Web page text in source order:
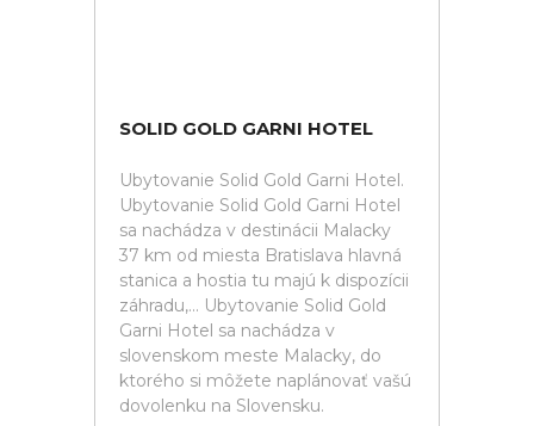
SOLID GOLD GARNI HOTEL
Ubytovanie Solid Gold Garni Hotel.
Ubytovanie Solid Gold Garni Hotel
sa nachádza v destinácii Malacky
37 km od miesta Bratislava hlavná
stanica a hostia tu majú k dispozícii
záhradu,... Ubytovanie Solid Gold
Garni Hotel sa nachádza v
slovenskom meste Malacky, do
ktorého si môžete naplánovať vašú
dovolenku na Slovensku.